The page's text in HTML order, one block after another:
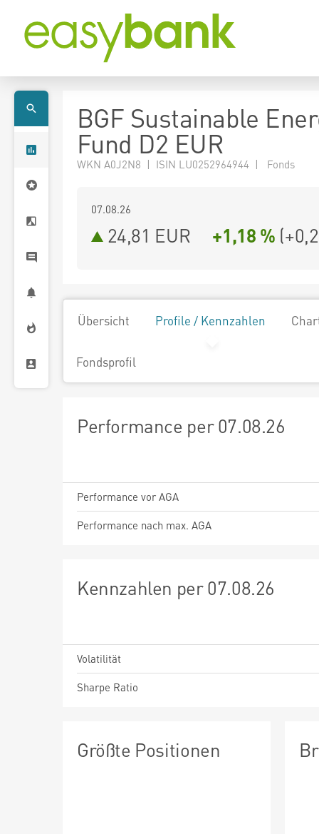
BGF Sustainable
Fund D2 EUR
WKN A0J2N8 | ISIN LU0252964944 | Fonds
07.08.26
24,81 EUR +1,18 % (
Übersicht Profile / Kennzahlen
Fondsprofil
Performance per 07.08.26
Performance vor AGA
Performance nach max. AGA
Kennzahlen per 07.08.26
Volatilität
Sharpe Ratio
Größte Positionen